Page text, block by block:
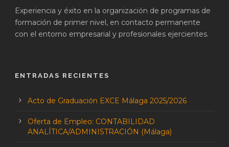
Experiencia y éxito en la organización de programas de
formación de primer nivel, en contacto permanente
con el entorno empresarial y profesionales ejercientes.
ENTRADAS RECIENTES
Acto de Graduación EXCE Málaga 2025/2026
Oferta de Empleo: CONTABILIDAD
ANALÍTICA/ADMINISTRACIÓN (Málaga)